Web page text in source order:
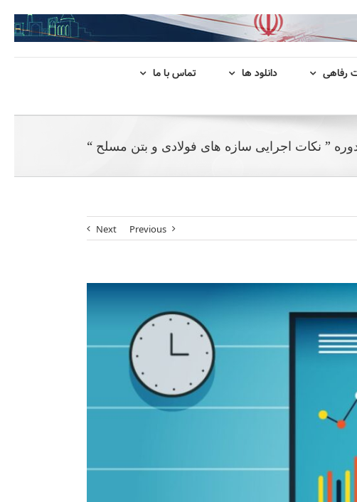
رفاهی دانلود ها
تماس با ما
” نکات اجرایی سازه های فولادی و بتن مسلح “
Previous
Next